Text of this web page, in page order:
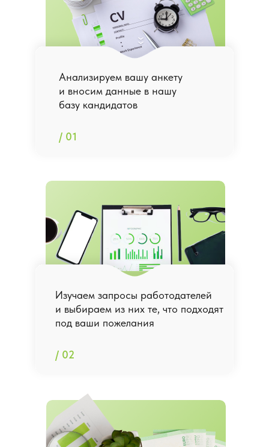
/ 02
Изучаем запросы работодателей
и выбираем из них те, что подходят
под ваши пожелания
/ 01
Анализируем вашу анкету
и вносим данные в нашу
базу кандидатов